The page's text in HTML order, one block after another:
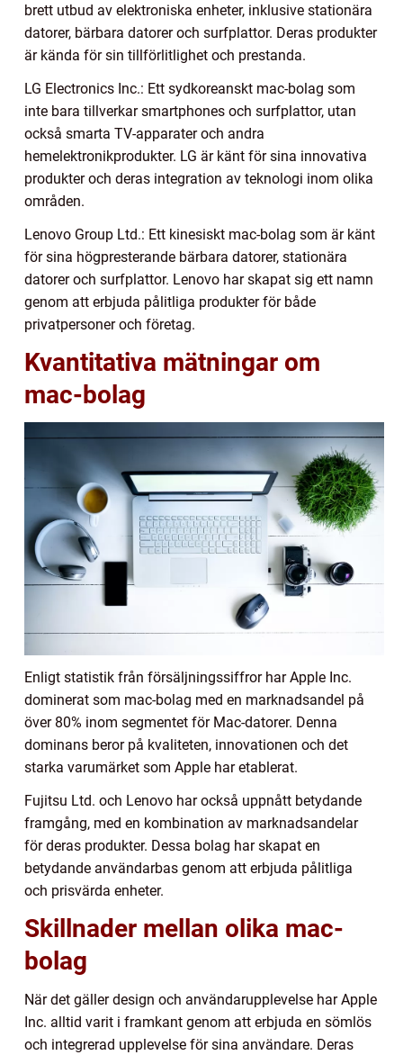
brett utbud av elektroniska enheter, inklusive stationära
datorer, bärbara datorer och surfplattor. Deras produkter
är kända för sin tillförlitlighet och prestanda.
LG Electronics Inc.: Ett sydkoreanskt mac-bolag som
inte bara tillverkar smartphones och surfplattor, utan
också smarta TV-apparater och andra
hemelektronikprodukter. LG är känt för sina innovativa
produkter och deras integration av teknologi inom olika
områden.
Lenovo Group Ltd.: Ett kinesiskt mac-bolag som är känt
för sina högpresterande bärbara datorer, stationära
datorer och surfplattor. Lenovo har skapat sig ett namn
genom att erbjuda pålitliga produkter för både
privatpersoner och företag.
Kvantitativa mätningar om
mac-bolag
Enligt statistik från försäljningssiffror har Apple Inc.
dominerat som mac-bolag med en marknadsandel på
över 80% inom segmentet för Mac-datorer. Denna
dominans beror på kvaliteten, innovationen och det
starka varumärket som Apple har etablerat.
Fujitsu Ltd. och Lenovo har också uppnått betydande
framgång, med en kombination av marknadsandelar
för deras produkter. Dessa bolag har skapat en
betydande användarbas genom att erbjuda pålitliga
och prisvärda enheter.
Skillnader mellan olika mac-
bolag
När det gäller design och användarupplevelse har Apple
Inc. alltid varit i framkant genom att erbjuda en sömlös
och integrerad upplevelse för sina användare. Deras